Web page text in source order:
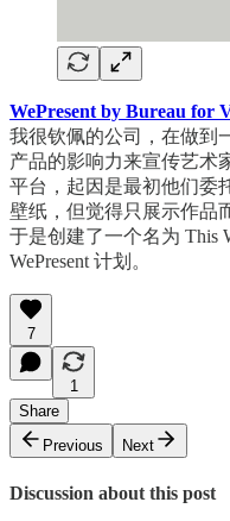
WePresent by Bureau for
我很钦佩的公司，在做到
产品的影响力来宣传艺术
平台，起因是最初他们委
壁纸，但觉得只展示作品
于是创建了一个名为 This
WePresent 计划。
7
1
Share
Previous
Next
Discussion about this post